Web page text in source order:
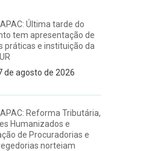
Última tarde do
tem apresentação de
práticas e instituição da
de agosto de 2026
Reforma Tributária,
Humanizados e
de Procuradorias e
norteiam